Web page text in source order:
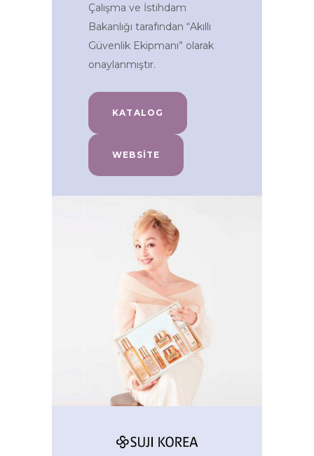
Çalışma ve İstihdam
Bakanlığı tarafından “Akıllı
Güvenlik Ekipmanı” olarak
onaylanmıştır.
KATALOG
WEBSITE